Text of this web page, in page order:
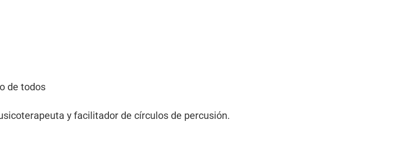
de todos
y facilitador de círculos de percusión.